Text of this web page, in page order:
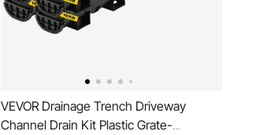
VEVOR Drainage Trench Driveway
Channel Drain Kit Plastic Grate-